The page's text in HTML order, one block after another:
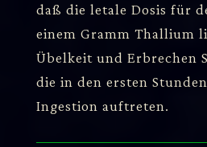
daß die letale Dosis für
einem Gramm Thallium
Übelkeit und Erbrechen
die in den ersten
Ingestion auftreten.